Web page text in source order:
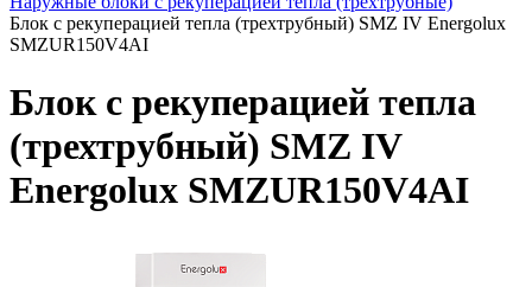
Блок с рекуперацией тепла (трехтрубный) SMZ IV Energolux
SMZUR150V4AI
Блок с рекуперацией тепла
(трехтрубный) SMZ IV
Energolux SMZUR150V4AI